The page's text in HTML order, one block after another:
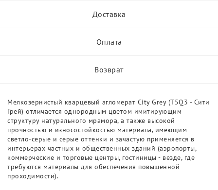
Доставка
Оплата
Возврат
Мелкозернистый кварцевый агломерат Сity Grey (T5Q3 - Сити
Грей) отличается однородным цветом имитирующим
структуру натурального мрамора, а также высокой
прочностью и износостойкостью материала, имеющим
светло-серые и серые оттенки и зачастую применяется в
интерьерах частных и общественных зданий (аэропорты,
коммерческие и торговые центры, гостиницы - везде, где
требуются материалы для обеспечения повышенной
проходимости).